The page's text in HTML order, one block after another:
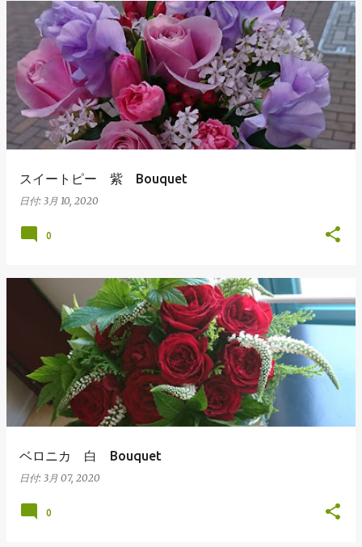
スイートピー 紫 Bouquet
日付: 3月 10, 2020
0
ベロニカ 白 Bouquet
日付: 3月 07, 2020
0